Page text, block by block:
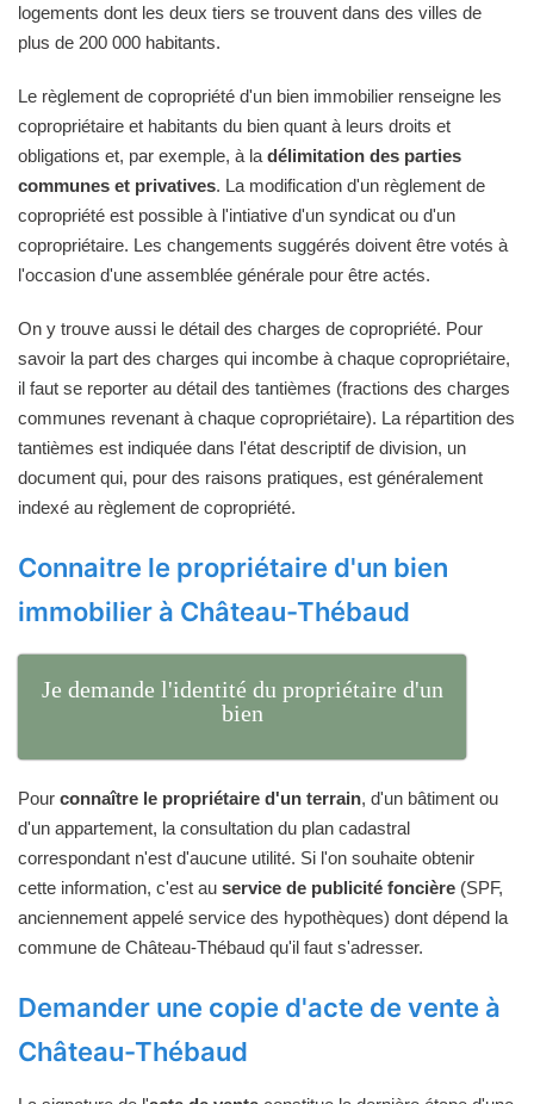
logements dont les deux tiers se trouvent dans des villes de
plus de 200 000 habitants.
Le règlement de copropriété d'un bien immobilier renseigne les
copropriétaire et habitants du bien quant à leurs droits et
obligations et, par exemple, à la délimitation des parties
communes et privatives. La modification d'un règlement de
copropriété est possible à l'intiative d'un syndicat ou d'un
copropriétaire. Les changements suggérés doivent être votés à
l'occasion d'une assemblée générale pour être actés.
On y trouve aussi le détail des charges de copropriété. Pour
savoir la part des charges qui incombe à chaque copropriétaire,
il faut se reporter au détail des tantièmes (fractions des charges
communes revenant à chaque copropriétaire). La répartition des
tantièmes est indiquée dans l'état descriptif de division, un
document qui, pour des raisons pratiques, est généralement
indexé au règlement de copropriété.
Connaitre le propriétaire d'un bien
immobilier à Château-Thébaud
Je demande l'identité du propriétaire d'un
bien
Pour connaître le propriétaire d'un terrain, d'un bâtiment ou
d'un appartement, la consultation du plan cadastral
correspondant n'est d'aucune utilité. Si l'on souhaite obtenir
cette information, c'est au service de publicité foncière (SPF,
anciennement appelé service des hypothèques) dont dépend la
commune de Château-Thébaud qu'il faut s'adresser.
Demander une copie d'acte de vente à
Château-Thébaud